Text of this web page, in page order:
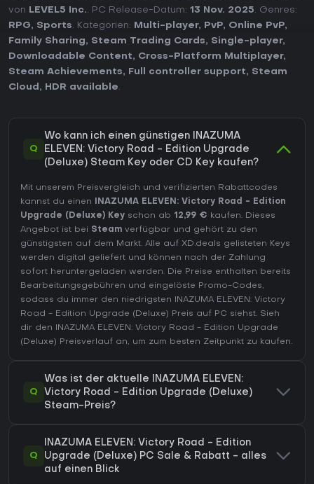
von
LEVEL5 Inc.. PC Release-Datum: 13 Nov. 2025. Genres:
RPG, Sports. Kategorien: Multi-player, PvP, Online PvP,
Family Sharing, Steam Trading Cards, Single-player,
Downloadable Content, Cross-Platform Multiplayer,
Steam Achievements, Full controller support, Steam
Cloud , HDR available.
Q
Wo kann ich einen günstigen INAZUMA
ELEVEN: Victory Road - Edition Upgrade
(Deluxe) Steam Key oder CD Key kaufen?
Mit unserem Preisvergleich und verifizierten Rabattcodes
kannst du einen
INAZUMA ELEVEN: Victory Road - Edition
Upgrade (Deluxe) Key schon ab 12,99 € kaufen. Dieses
Angebot ist bei Steam verfügbar und gehört zu den
günstigsten auf dem Markt. Alle auf XD.deals gelisteten Keys
werden digital geliefert und können nach der Zahlung
sofort heruntergeladen werden. Die Preise enthalten bereits
Bearbeitungsgebühren und eingelöste Promo-Codes,
sodass du immer den niedrigsten INAZUMA ELEVEN: Victory
Road - Edition Upgrade (Deluxe) Preis auf PC siehst. Sieh
dir den
INAZUMA ELEVEN: Victory Road - Edition Upgrade
(Deluxe) Preisverlauf an, um zum besten Zeitpunkt zu kaufen.
Q
Was ist der aktuelle INAZUMA ELEVEN:
Victory Road - Edition Upgrade (Deluxe)
Steam-Preis?
Q
INAZUMA ELEVEN: Victory Road - Edition
Upgrade (Deluxe) PC Sale & Rabatt - alles
auf einen Blick